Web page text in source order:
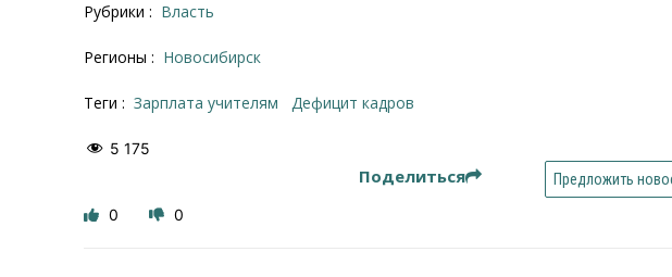
Рубрики : Власть
Регионы : Новосибирск
Теги : Зарплата учителям дефицит кадров
5 175
Поделиться Предложить
0 0